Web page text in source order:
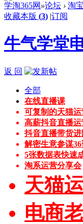
学淘365网 »论坛 › 淘
收藏本版 (3) |订阅
牛气学堂
返 回
全部
在线直播课
可复制的天猫
高薪抖音直播
抖音直播带货
解密生意参谋
5张数据表快速
淘系运营分享会
天猫
电商